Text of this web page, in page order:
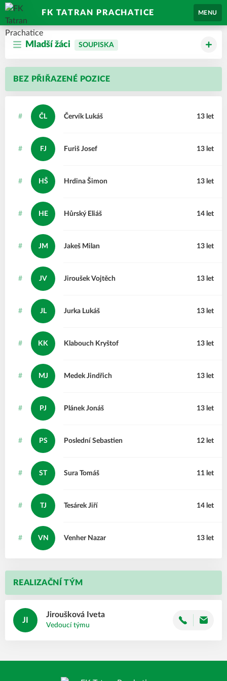
FK TATRAN PRACHATICE MENU
Mladší žáci SOUPISKA
REALIZAČNÍ TÝM
JI
Iveta
Jiroušková
Vedoucí týmu
BEZ PŘIŘAZENÉ POZICE
# ČL Lukáš
Červík 13 let
# FJ Josef
Furiš 13 let
# HŠ Šimon
Hrdina 13 let
# HE Eliáš
Hůrský 14 let
# JM Milan
Jakeš 13 let
# JV Vojtěch
Jiroušek 13 let
# JL Lukáš
Jurka 13 let
# KK Kryštof
Klabouch 13 let
# MJ Jindřich
Medek 13 let
# PJ Jonáš
Plánek 13 let
# PS Sebastien
Poslední 12 let
# ST Tomáš
Sura 11 let
# TJ Jiří
Tesárek 14 let
# VN Nazar
Venher 13 let